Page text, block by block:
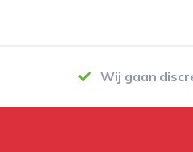
Wij gaan